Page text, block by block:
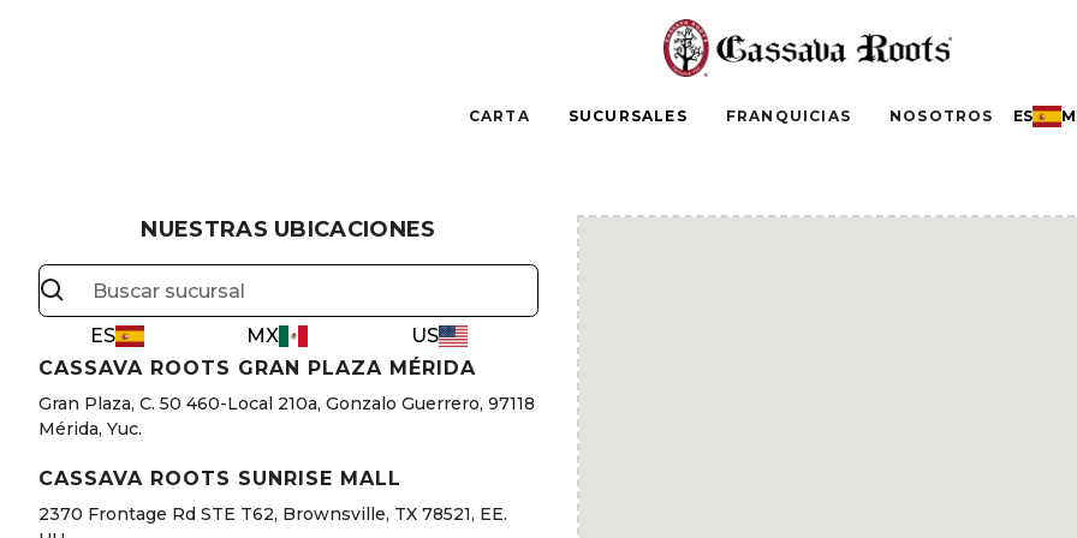
CARTA SUCURSALES FRANQUICIAS NOSOTROS ES
NUESTRAS UBICACIONES
ES MX
US
CASSAVA ROOTS GRAN PLAZA MÉRIDA
Gran Plaza, C. 50 460-Local 210a, Gonzalo Guerrero, 97118
Mérida, Yuc.
CASSAVA ROOTS SUNRISE MALL
2370 Frontage Rd STE T62, Brownsville, TX 78521, EE.